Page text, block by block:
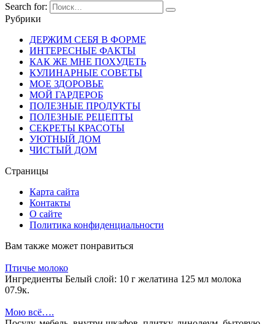
Search for:
Рубрики
ДЕРЖИМ СЕБЯ В ФОРМЕ
ИНТЕРЕСНЫЕ ФАКТЫ
КАК ЖЕ МНЕ ПОХУДЕТЬ
КУЛИНАРНЫЕ СОВЕТЫ
МОЕ ЗДОРОВЬЕ
МОЙ ГАРДЕРОБ
ПОЛЕЗНЫЕ ПРОДУКТЫ
ПОЛЕЗНЫЕ РЕЦЕПТЫ
СЕКРЕТЫ КРАСОТЫ
УЮТНЫЙ ДОМ
ЧИСТЫЙ ДОМ
Страницы
Карта сайта
Контакты
О сайте
Политика конфиденциальности
Вам также может понравиться
Птичье молоко
Ингредиенты Белый слой: 10 г желатина 125 мл молока
07.9к.
Мою всё….